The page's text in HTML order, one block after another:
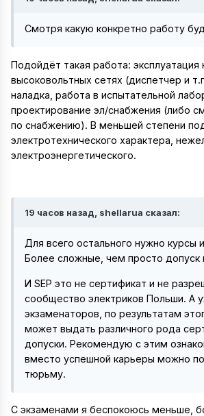
Смотря какую конкретно работу
Подойдёт такая работа: эксплуатация
высоковольтных сетях (диспетчер и
наладка, работа в испытательной
проектирование эл/снабжения (либо
по снабжению). В меньшей степени
электротехнического характера,
электроэнергетического.
19 часов назад, shellarua сказал:
Для всего остального нужно курсы
Более сложные, чем просто допуск
И SEP это не сертификат и не
сообщество электриков Польши. А
экзаменаторов, по результатам
может выдать различного рода
допуски. Рекомендую с этим
вместо успешной карьеры можно
тюрьму.
С экзаменами я беспокоюсь меньше,